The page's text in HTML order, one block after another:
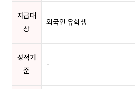
지급대
상
외국인 유학생
성적기
준
-